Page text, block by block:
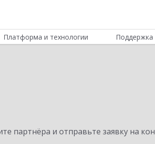
Платформа и технологии Поддержка
партнёра и отправьте заявку на